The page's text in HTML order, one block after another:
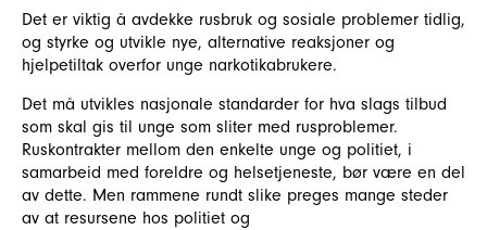
Det er viktig å avdekke rusbruk og sosiale problemer tidlig,
og styrke og utvikle nye, alternative reaksjoner og
hjelpetiltak overfor unge narkotikabrukere.
Det må utvikles nasjonale standarder for hva slags tilbud
som skal gis til unge som sliter med rusproblemer.
Ruskontrakter mellom den enkelte unge og politiet, i
samarbeid med foreldre og helsetjeneste, bør være en del
av dette. Men rammene rundt slike preges mange steder
av at resursene hos politiet og